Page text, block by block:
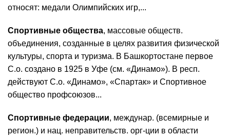
относят: медали Олимпийских игр,...
Спортивные общества, массовые обществ.
объединения, созданные в целях развития физической
культуры, спорта и туризма. В Башкортостане первое
С.о. создано в 1925 в Уфе (см. «Динамо»). В респ.
действуют С.о. «Динамо», «Спартак» и Спортивное
общество профсоюзов...
Спортивные федерации, междунар. (всемирные и
регион.) и нац. неправительств. орг-ции в области